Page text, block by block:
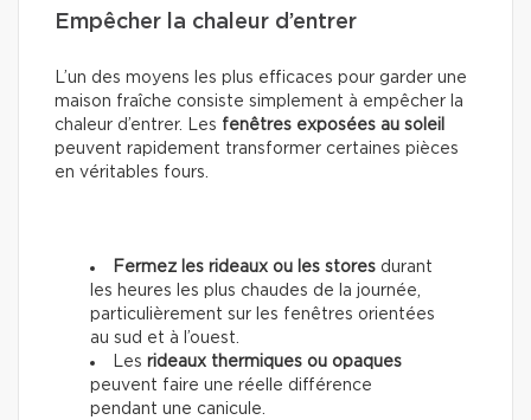
Empêcher la chaleur d’entrer
L’un des moyens les plus efficaces pour garder une
maison fraîche consiste simplement à empêcher la
chaleur d’entrer. Les fenêtres exposées au soleil
peuvent rapidement transformer certaines pièces
en véritables fours.
Fermez les rideaux ou les stores durant
les heures les plus chaudes de la journée,
particulièrement sur les fenêtres orientées
au sud et à l’ouest.
Les rideaux thermiques ou opaques
peuvent faire une réelle différence
pendant une canicule.